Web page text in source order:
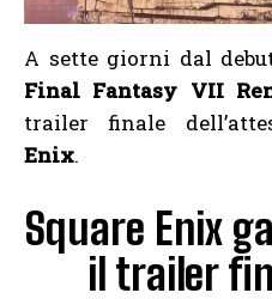
A sette giorni dal
Final Fantasy VII
trailer finale
Enix.
Square Enix
il trailer